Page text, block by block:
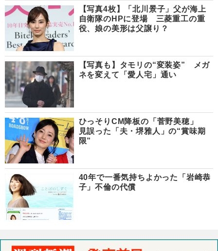
【写真4枚】「北川景子」父が海上
自衛隊のHPに登場 三菱重工の重
役、娘の美形は父譲り？
【写真も】タモリの“変装姿” メガ
ネを変えて「愛人宅」通い
ひっそりCM降板の「菅野美穂」
見誤った「夫・堺雅人」の“賞味期
限”
40年で一番気持ちよかった「岩崎恭
子」不倫の代償